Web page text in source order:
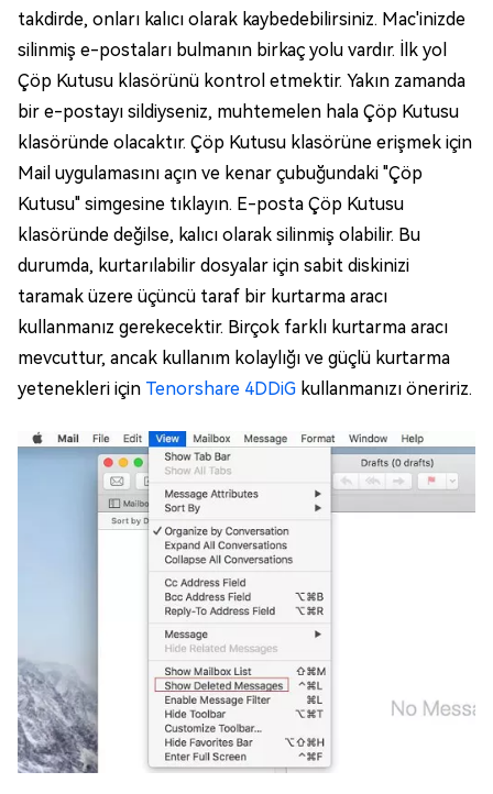
takdirde, onları kalıcı olarak kaybedebilirsiniz. Mac'inizde
silinmiş e-postaları bulmanın birkaç yolu vardır. İlk yol
Çöp Kutusu klasörünü kontrol etmektir. Yakın zamanda
bir e-postayı sildiyseniz, muhtemelen hala Çöp Kutusu
klasöründe olacaktır. Çöp Kutusu klasörüne erişmek için
Mail uygulamasını açın ve kenar çubuğundaki "Çöp
Kutusu" simgesine tıklayın. E-posta Çöp Kutusu
klasöründe değilse, kalıcı olarak silinmiş olabilir. Bu
durumda, kurtarılabilir dosyalar için sabit diskinizi
taramak üzere üçüncü taraf bir kurtarma aracı
kullanmanız gerekecektir. Birçok farklı kurtarma aracı
mevcuttur, ancak kullanım kolaylığı ve güçlü kurtarma
yetenekleri için Tenorshare 4DDiG kullanmanızı öneririz.